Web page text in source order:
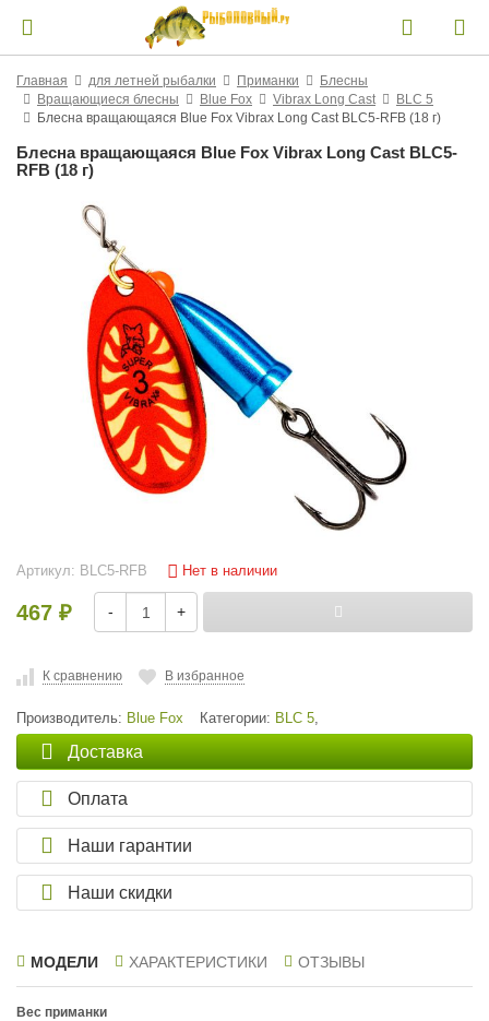
Главная для летней рыбалки Приманки
Блесны
Вращающиеся блесны
Blue Fox Vibrax Long Cast
BLC 5
Блесна вращающаяся Blue Fox Vibrax Long Cast BLC5-RFB (18 г)
Блесна вращающаяся Blue Fox Vibrax Long Cast BLC5-
RFB (18 г)
Артикул: BLC5-RFB Нет в наличии
467 ₽ - +
К сравнению В избранное
Производитель: Blue Fox Категории: BLC 5,
Доставка
Оплата
Наши гарантии
Наши скидки
МОДЕЛИ ХАРАКТЕРИСТИКИ ОТЗЫВЫ
Вес приманки